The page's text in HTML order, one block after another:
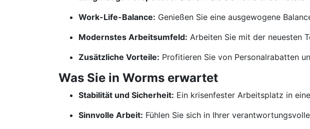
Work-Life-Balance: Genießen Sie eine ausgewogene
Modernstes Arbeitsumfeld: Arbeiten Sie mit der neuesten
Zusätzliche Vorteile: Profitieren Sie von Personalrabatten
Was Sie in Worms erwartet
Stabilität und Sicherheit: Ein krisenfester Arbeitsplatz in
Sinnvolle Arbeit: Fühlen Sie sich in Ihrer